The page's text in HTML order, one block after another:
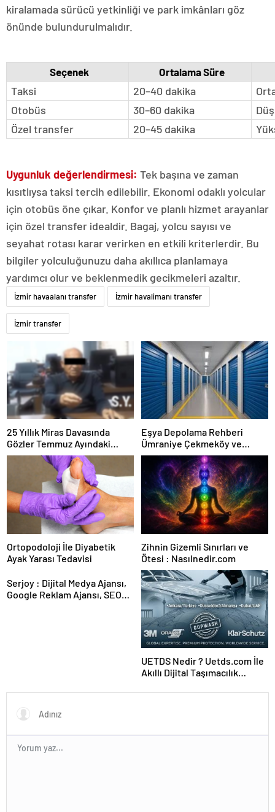
kiralamada sürücü yetkinliği ve park imkânları göz
önünde bulundurulmalıdır.
Seçenek Ortalama Süre
Taksi 20–40 dakika
Otobüs
30–60 dakika
Özel transfer
20–45 dakika
Uygunluk değerlendirmesi: Tek başına ve zaman
kısıtlıysa taksi tercih edilebilir. Ekonomi odaklı yolcular
için otobüs öne çıkar. Konfor ve planlı hizmet arayanlar
için özel transfer idealdir. Bagaj, yolcu sayısı ve
seyahat rotası karar verirken en etkili kriterlerdir. Bu
bilgiler yolculuğunuzu daha akıllıca planlamaya
yardımcı olur ve beklenmedik gecikmeleri azaltır.
İzmir havaalanı transfer İzmir havalimanı transfer
İzmir transfer
25 Yıllık Miras Davasında
Gözler Temmuz Ayındaki
Karar Duruşmasına Çevrildi
Eşya Depolama Rehberi
Ümraniye Çekmeköy ve
Kadıköy
Ortopodoloji İle Diyabetik
Ayak Yarası Tedavisi
Zihnin Gizemli Sınırları ve
Ötesi : Nasılnedir.com
Serjoy : Dijital Medya Ajansı,
Google Reklam Ajansı, SEO
UETDS Nedir ? Uetds.com İle
Akıllı Dijital Taşımacılık